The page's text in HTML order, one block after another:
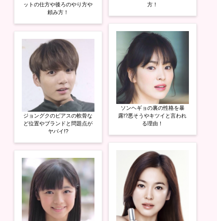
ットの仕方や後ろのやり方や
頼み方！
ジョングクのピアスの軟骨な
ど位置やブランドと問題点が
ヤバイ!?
方！
ソンヘギョの裏の性格を暴
露!?悪そうやキツイと言われ
る理由！